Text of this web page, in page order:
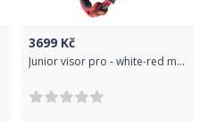
3699 Kč
Junior visor pro - white-red mat 52-54